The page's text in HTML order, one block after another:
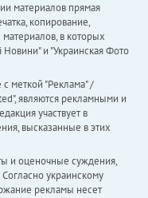
материалов прямая
копирование,
в которых
Новини" и "Украинская Фото
меткой "Реклама" /
являются рекламными и
участвует в
высказанные в этих
и оценочные суждения,
украинскому
рекламы несет